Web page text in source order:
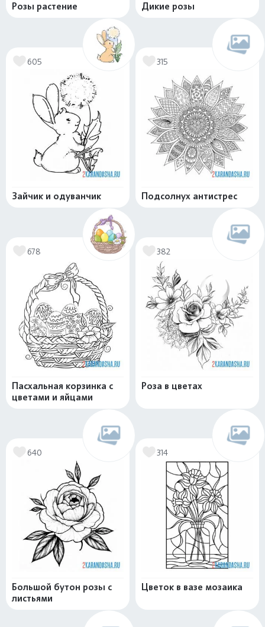
Розы растение Дикие розы
605
Зайчик и одуванчик
315
Подсолнух антистрес
678
Пасхальная корзинка с
цветами и яйцами
382
Роза в цветах
640
Большой бутон розы с
листьями
314
Цветок в вазе мозаика